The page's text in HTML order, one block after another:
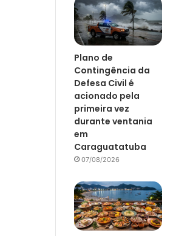
Plano de
Contingência da
Defesa Civil é
acionado pela
primeira vez
durante ventania
em
Caraguatatuba
07/08/2026